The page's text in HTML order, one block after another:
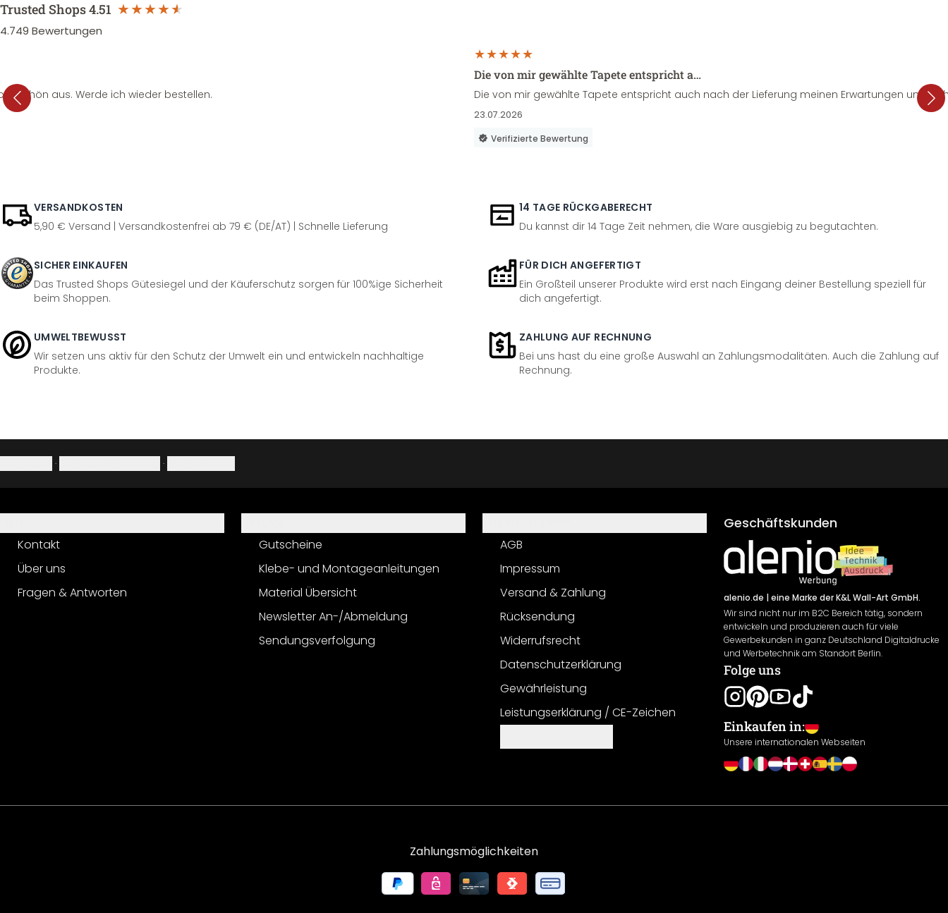
Trusted Shops4.51
4.749 Bewertungen
schön aus. Werde ich wieder bestellen.
Die von mir gewählte Tapete entspricht a…
Die von mir gewählte Tapete entspricht auch nach der Lieferung meinen Erwartungen und
23.07.2026
Verifizierte Bewertung
VERSANDKOSTEN
5,90 € Versand | Versandkostenfrei ab 79 € (DE/AT) | Schnelle Lieferung
14 TAGE RÜCKGABERECHT
Du kannst dir 14 Tage Zeit nehmen, die Ware ausgiebig zu begutachten.
SICHER EINKAUFEN
Das Trusted Shops Gütesiegel und der Käuferschutz sorgen für 100%ige Sicherheit
beim Shoppen.
FÜR DICH ANGEFERTIGT
Ein Großteil unserer Produkte wird erst nach Eingang deiner Bestellung speziell für
dich angefertigt.
UMWELTBEWUSST
Wir setzen uns aktiv für den Schutz der Umwelt ein und entwickeln nachhaltige
Produkte.
ZAHLUNG AUF RECHNUNG
Bei uns hast du eine große Auswahl an Zahlungsmodalitäten. Auch die Zahlung auf
Rechnung.
· ·
Kontakt
Über uns
Fragen & Antworten
Gutscheine
Klebe- und Montageanleitungen
Material Übersicht
Newsletter An-/Abmeldung
Sendungsverfolgung
AGB
Impressum
Versand & Zahlung
Rücksendung
Widerrufsrecht
Datenschutzerklärung
Gewährleistung
Leistungserklärung / CE-Zeichen
Geschäftskunden
alenio.de | eine Marke der K&L Wall-Art GmbH.
Wir sind nicht nur im B2C Bereich tätig, sondern
entwickeln und produzieren auch für viele
Gewerbekunden in ganz Deutschland Digitaldrucke
und Werbetechnik am Standort Berlin.
Folge uns
Einkaufen in:
Unsere internationalen Webseiten
Zahlungsmöglichkeiten